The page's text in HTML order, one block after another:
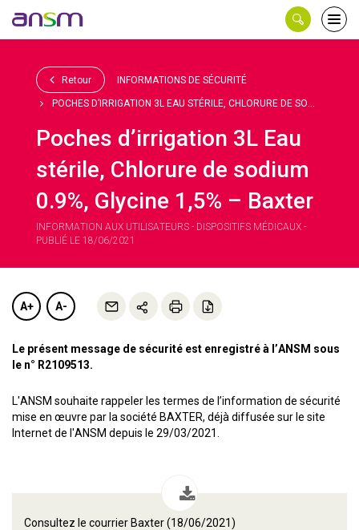
le
Retour INFORMATIONS DE SÉCURITÉ
POCHES D’IRRIGATION 3L EAU STÉRILE, CHLORURE DE SO...
Poches d’irrigation 3L Eau
stérile, Chlorure de sodium
0.9%, Glycine 1,5% – Baxter
INFORMATION AUX UTILISATEURS - DISPOSITIFS MÉDICAUX -
PUBLIÉ LE 18/06/2021
A+ A-
Le présent message de sécurité est enregistré à l’ANSM sous
le n° R2109513.
L'ANSM souhaite rappeler les termes de l’information de sécurité
mise en œuvre par la société BAXTER, déjà diffusée sur le site
Internet de l'ANSM depuis le 29/03/2021.
Consultez le courrier Baxter (18/06/2021)